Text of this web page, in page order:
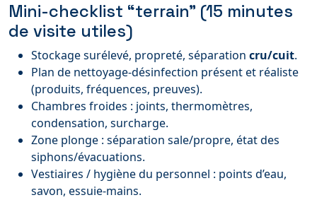
Mini-checklist “terrain” (15 minutes
de visite utiles)
Stockage surélevé, propreté, séparation cru/cuit.
Plan de nettoyage-désinfection présent et réaliste
(produits, fréquences, preuves).
Chambres froides : joints, thermomètres,
condensation, surcharge.
Zone plonge : séparation sale/propre, état des
siphons/évacuations.
Vestiaires / hygiène du personnel : points d’eau,
savon, essuie-mains.